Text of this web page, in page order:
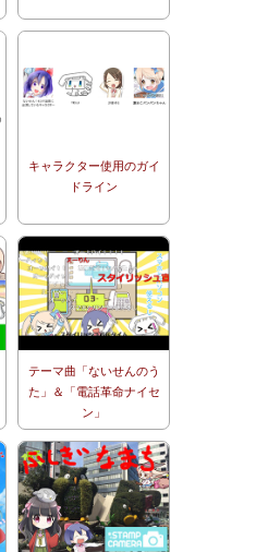
キャラクター使用のガイ
ドライン
テーマ曲「ないせんのう
た」＆「電話革命ナイセ
ン」